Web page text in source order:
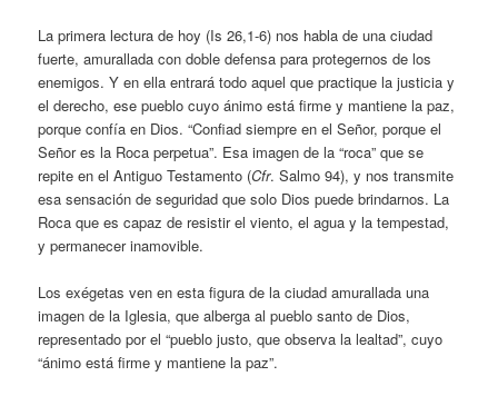
La primera lectura de hoy (Is 26,1-6) nos habla de una ciudad
fuerte, amurallada con doble defensa para protegernos de los
enemigos. Y en ella entrará todo aquel que practique la justicia y
el derecho, ese pueblo cuyo ánimo está firme y mantiene la paz,
porque confía en Dios. “Confiad siempre en el Señor, porque el
Señor es la Roca perpetua”. Esa imagen de la “roca” que se
repite en el Antiguo Testamento (Cfr. Salmo 94), y nos transmite
esa sensación de seguridad que solo Dios puede brindarnos. La
Roca que es capaz de resistir el viento, el agua y la tempestad,
y permanecer inamovible.
Los exégetas ven en esta figura de la ciudad amurallada una
imagen de la Iglesia, que alberga al pueblo santo de Dios,
representado por el “pueblo justo, que observa la lealtad”, cuyo
“ánimo está firme y mantiene la paz”.